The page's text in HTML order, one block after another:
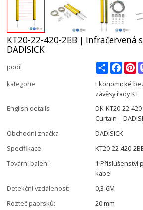
KT20-22-420-2BB｜Infračervená
DADISICK
podíl Share
kategorie
Ekonomické
závěsy řady KT
English details
DK-KT20-22-
Curtain｜
Obchodní značka
DADISICK
Specifikace
KT20-22-420-
Tovární balení
1 Příslušenství
kabel
Detekční vzdálenost:
0,3-6M
Rozteč paprsků:
20 mm